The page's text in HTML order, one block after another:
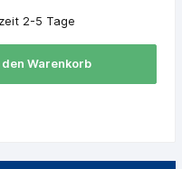
2-5 Tage
den Warenkorb